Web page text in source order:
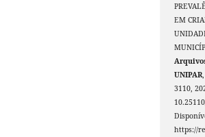
EM
UNIPAR
3110,
https://